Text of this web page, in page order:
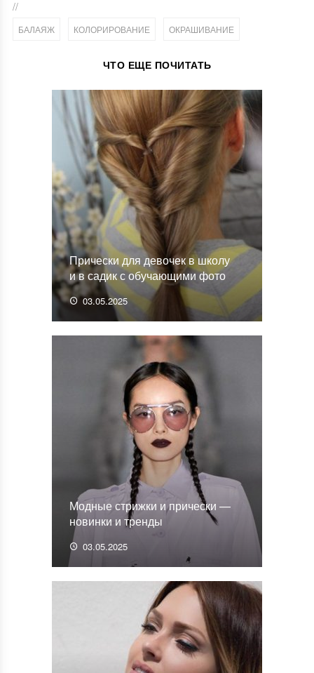
//
БАЛАЯЖ КОЛОРИРОВАНИЕ ОКРАШИВАНИЕ
ЧТО ЕЩЕ ПОЧИТАТЬ
Прически для девочек в школу
и в садик с обучающими фото
03.05.2025
Модные стрижки и прически —
новинки и тренды
03.05.2025